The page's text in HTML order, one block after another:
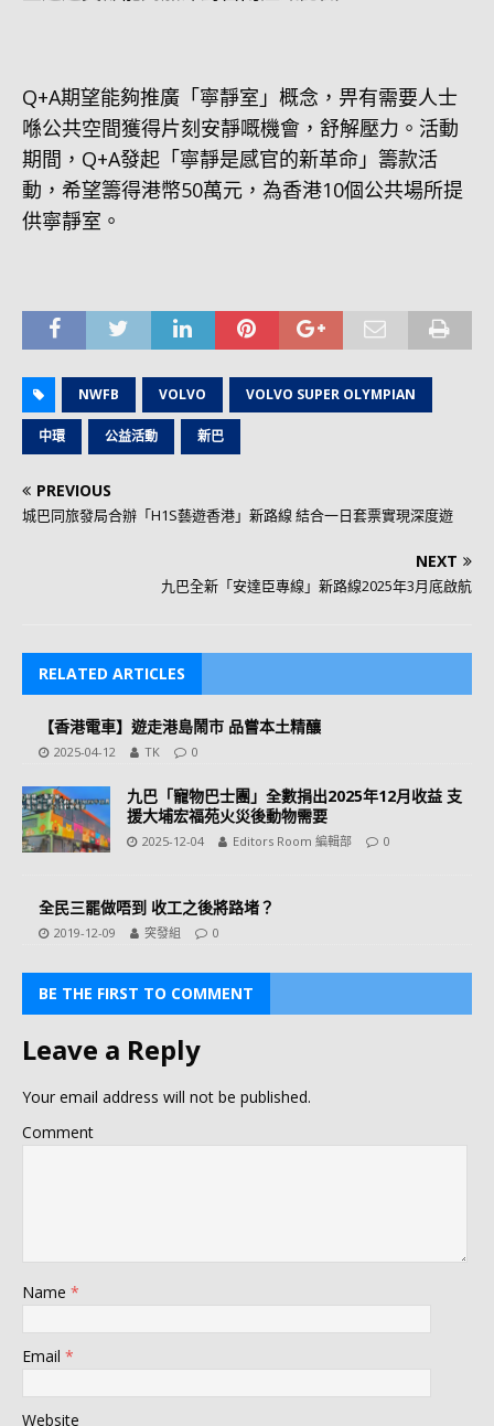
Q+A期望能夠推廣「寧靜室」概念，畀有需要人士
喺公共空間獲得片刻安靜嘅機會，舒解壓力。活動
期間，Q+A發起「寧靜是感官的新革命」籌款活
動，希望籌得港幣50萬元，為香港10個公共場所提
供寧靜室。
NWFB VOLVO VOLVO SUPER OLYMPIAN
中環 公益活動 新巴
PREVIOUS
城巴同旅發局合辦「H1S藝遊香港」新路線 結合一日套票實現深度遊
NEXT
九巴全新「安達臣專線」新路線2025年3月底啟航
RELATED ARTICLES
【香港電車】遊走港島鬧市 品嘗本土精釀
2025-04-12 TK 0
九巴「寵物巴士團」全數捐出2025年12月收益 支
援大埔宏福苑火災後動物需要
2025-12-04 Editors Room 編輯部 0
全民三罷做唔到 收工之後將路堵？
2019-12-09 突發組 0
BE THE FIRST TO COMMENT
Leave a Reply
Your email address will not be published.
Comment
Name *
Email *
Website